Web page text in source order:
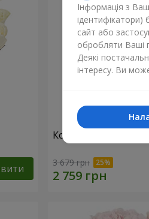
Композиція "Lady in
3 679 грн
Інформація з
сайт або
обробляти Ваші
Деякі
інтересу. Ви